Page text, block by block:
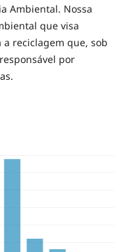
Ambiental. Nossa
que visa
reciclagem que, sob
por